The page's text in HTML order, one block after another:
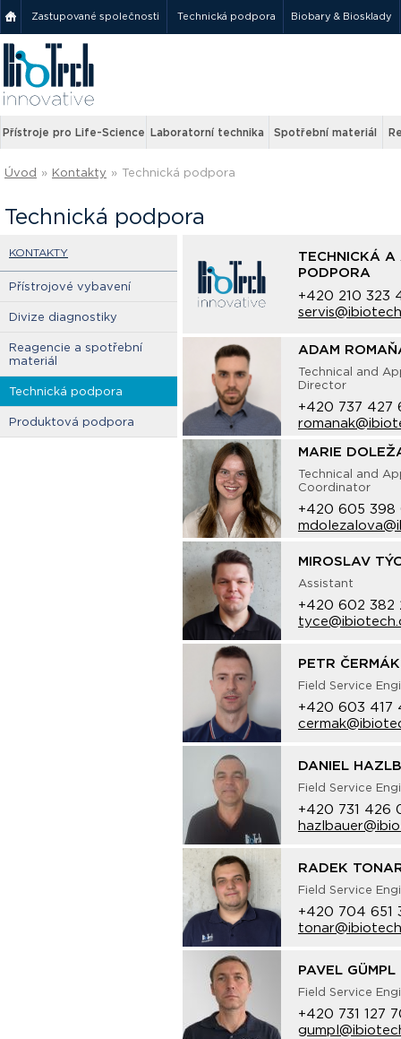
Zastupované společnosti Technická podpora Biobary & Biosklady
Přístroje pro Life-Science Laboratorní technika Spotřební materiál
Úvod » Kontakty » Technická podpora
Technická podpora
KONTAKTY
Přístrojové vybavení
Divize diagnostiky
Reagencie a spotřební
materiál
Technická podpora
Produktová podpora
TECHNICKÁ A
PODPORA
+420 210 323
ADAM
Technical and
Director
+420 737 427
MARIE
Technical and
Coordinator
+420 605 398
MIROSLAV
Assistant
+420 602 382
PETR ČERMÁK
Field Service
+420 603 417
DANIEL
Field Service
+420 731 426
RADEK
Field Service
+420 704 651
PAVEL GÜMPL
Field Service
+420 731 127